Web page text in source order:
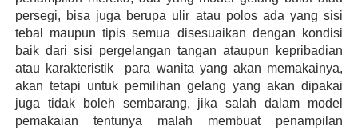
persegi, bisa juga berupa ulir atau polos ada yang sisi
tebal maupun tipis semua disesuaikan dengan kondisi
baik dari sisi pergelangan tangan ataupun kepribadian
atau karakteristik  para wanita yang akan memakainya,
akan tetapi untuk pemilihan gelang yang akan dipakai
juga tidak boleh sembarang, jika salah dalam model
pemakaian tentunya malah membuat penampilan